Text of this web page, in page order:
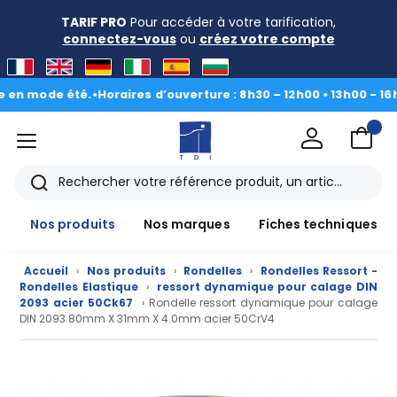
TARIF PRO Pour accéder à votre tarification,
connectez-vousou créez votre compte
été.•Horaires d’ouverture : 8h30 – 12h00 • 13h00 - 16h30 |Du
menu
Rechercher
Nos produits
Nos marques Fiches techniques
Accueil › Nos produits › Rondelles › Rondelles Ressort -
Rondelles Elastique
› ressort dynamique pour calage DIN
2093 acier 50Ck67
› Rondelle ressort dynamique pour calage
DIN 2093 80mm X 31mm X 4.0mm acier 50CrV4